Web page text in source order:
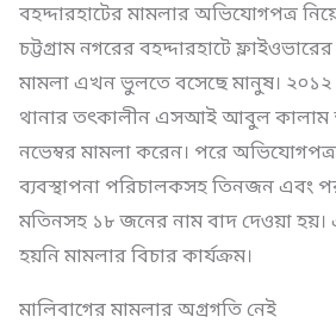
বহদ্দারহাটের মামলার অভিযোগপত্র নিয়ে
চট্টগ্রাম নগরের বহদ্দারহাটে
মামলা এখন ভুলতে বসেছে মানুষ। ২০১২
থানার তৎকালীন এসআই আবুল
নভেম্বর মামলা করেন। পরে অভিযোগপত্র
ব্যবস্থাপনা পরিচালকসহ তিনজন এবং
মতিনসহ ১৮ জনের নাম বাদ দেওয়া
হয়নি মামলার বিচার কার্যক্রম।
মালিবাগের মামলার অগ্রগতি নেই